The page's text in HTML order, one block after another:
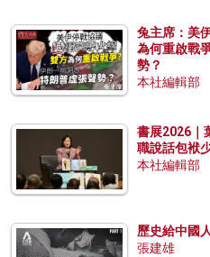
兔主席：美
為何重啟戰
勢？
本社編輯部
書展2026｜
職說話包袱
本社編輯部
歷史給中國
張建雄